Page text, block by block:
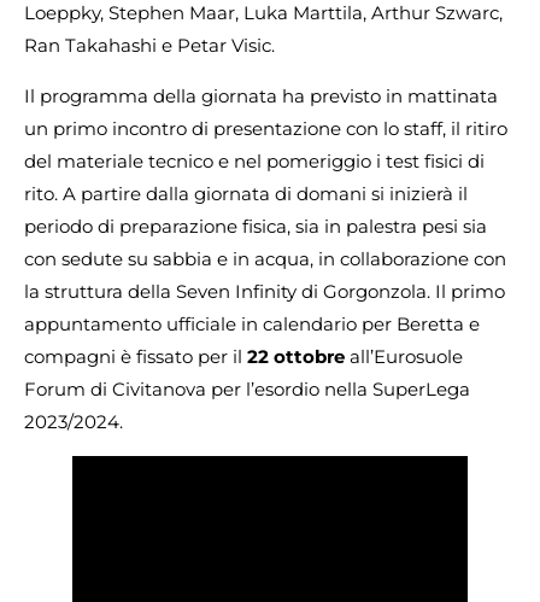
Loeppky, Stephen Maar, Luka Marttila, Arthur Szwarc,
Ran Takahashi e Petar Visic.
Il programma della giornata ha previsto in mattinata
un primo incontro di presentazione con lo staff, il ritiro
del materiale tecnico e nel pomeriggio i test fisici di
rito. A partire dalla giornata di domani si inizierà il
periodo di preparazione fisica, sia in palestra pesi sia
con sedute su sabbia e in acqua, in collaborazione con
la struttura della Seven Infinity di Gorgonzola. Il primo
appuntamento ufficiale in calendario per Beretta e
compagni è fissato per il 22 ottobre all’Eurosuole
Forum di Civitanova per l’esordio nella SuperLega
2023/2024.